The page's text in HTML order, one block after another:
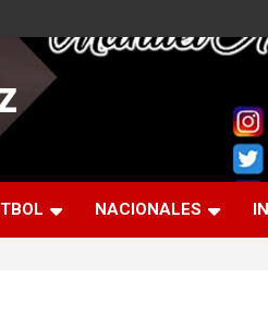
NACIONALES